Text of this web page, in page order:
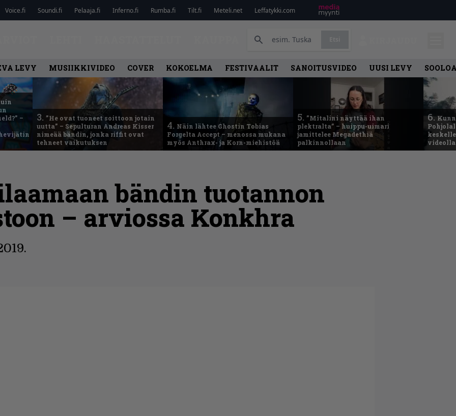
Voice.fi Soundi.fi Pelaaja.fi Inferno.fi Rumba.fi Tilt.fi Meteli.net Leffatykki.com
LEVY MUSIIKKIVIDEO COVER KOKOELMA FESTIVAALIT SANOITUSVIDEO UUSI LEVY
–
3. ”He ovat tuoneet soittoon jotain
uutta” – Sepulturan Andreas Kisser
nimeää bändin, jonka riffit ovat
tehneet vaikutuksen
4. Näin lähtee Ghostin Tobias
Forgelta Accept – menossa mukana
myös Anthrax- ja Korn-miehistöä
5. ”Mitalini näyttää ihan
plektralta” – huippu-uimari
jamittelee Megadethiä
palkinnollaan
6.
bändin tuotannon
– arviossa Konkhra